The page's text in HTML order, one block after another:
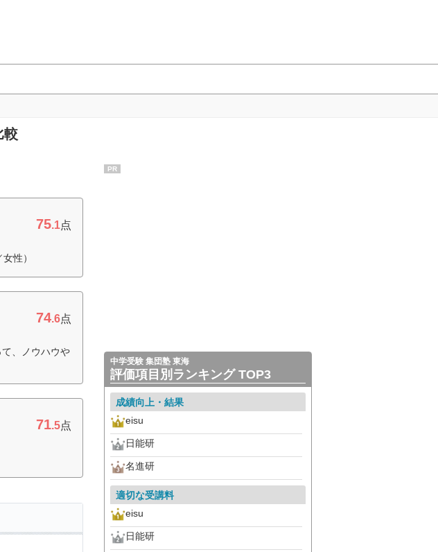
較
75.1点
性）
74.6点
、ノウハウや
71.5点
PR
中学受験 集団塾 東海
評価項目別ランキング TOP3
成績向上・結果
eisu
日能研
名進研
適切な受講料
eisu
日能研